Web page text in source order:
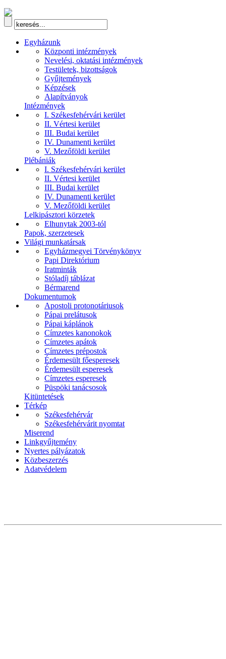
Egyházunk
Központi intézmények
Nevelési, oktatási intézmények
Testületek, bizottságok
Gyűjtemények
Képzések
Alapítványok
Intézmények
I. Székesfehérvári kerület
II. Vértesi kerület
III. Budai kerület
IV. Dunamenti kerület
V. Mezőföldi kerület
Plébániák
I. Székesfehérvári kerület
II. Vértesi kerület
III. Budai kerület
IV. Dunamenti kerület
V. Mezőföldi kerület
Lelkipásztori körzetek
Elhunytak 2003-tól
Papok, szerzetesek
Világi munkatársak
Egyházmegyei Törvénykönyv
Papi Direktórium
Iratminták
Stóladíj táblázat
Bérmarend
Dokumentumok
Apostoli protonotáriusok
Pápai prelátusok
Pápai káplánok
Címzetes kanonokok
Címzetes apátok
Címzetes prépostok
Érdemesült főesperesek
Érdemesült esperesek
Címzetes esperesek
Püspöki tanácsosok
Kitüntetések
Térkép
Székesfehérvár
Székesfehérvárit nyomtat
Miserend
Linkgyűjtemény
Nyertes pályázatok
Közbeszerzés
Adatvédelem